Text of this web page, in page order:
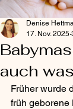
auch
Denise
17. Nov. 2025
Früher wurde
früh geborene